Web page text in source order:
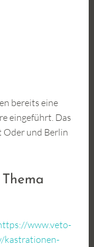
bereits eine
eingeführt. Das
Oder und Berlin
www.veto-
kastrationen-